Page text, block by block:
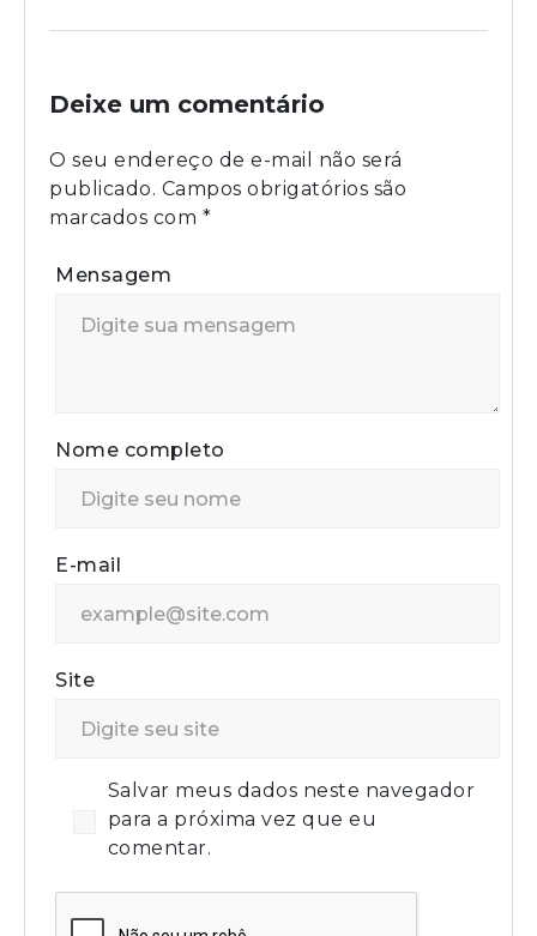
Deixe um comentário
O seu endereço de e-mail não será
publicado. Campos obrigatórios são
marcados com *
Mensagem
Nome completo
E-mail
Site
Salvar meus dados neste navegador
para a próxima vez que eu
comentar.